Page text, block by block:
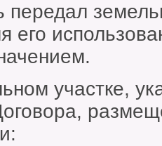
передал
его
участке,